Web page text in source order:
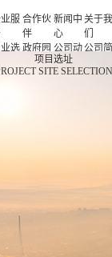
服
选
目申
合作伙
伴
政府园
企业客
新闻中
心
公司动
态
产业观
关于
们
公司
人力
项目选址
SITE SELECTION